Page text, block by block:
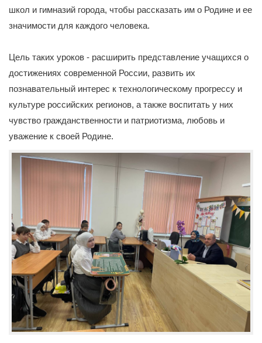
школ и гимназий города, чтобы рассказать им о Родине и ее
значимости для каждого человека.
Цель таких уроков - расширить представление учащихся о
достижениях современной России, развить их
познавательный интерес к технологическому прогрессу и
культуре российских регионов, а также воспитать у них
чувство гражданственности и патриотизма, любовь и
уважение к своей Родине.